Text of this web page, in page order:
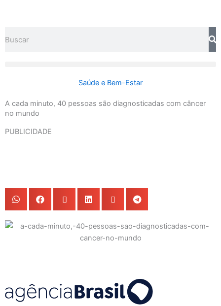
conteúdo
Saúde e Bem-Estar
A cada minuto, 40 pessoas são diagnosticadas com câncer
no mundo
PUBLICIDADE